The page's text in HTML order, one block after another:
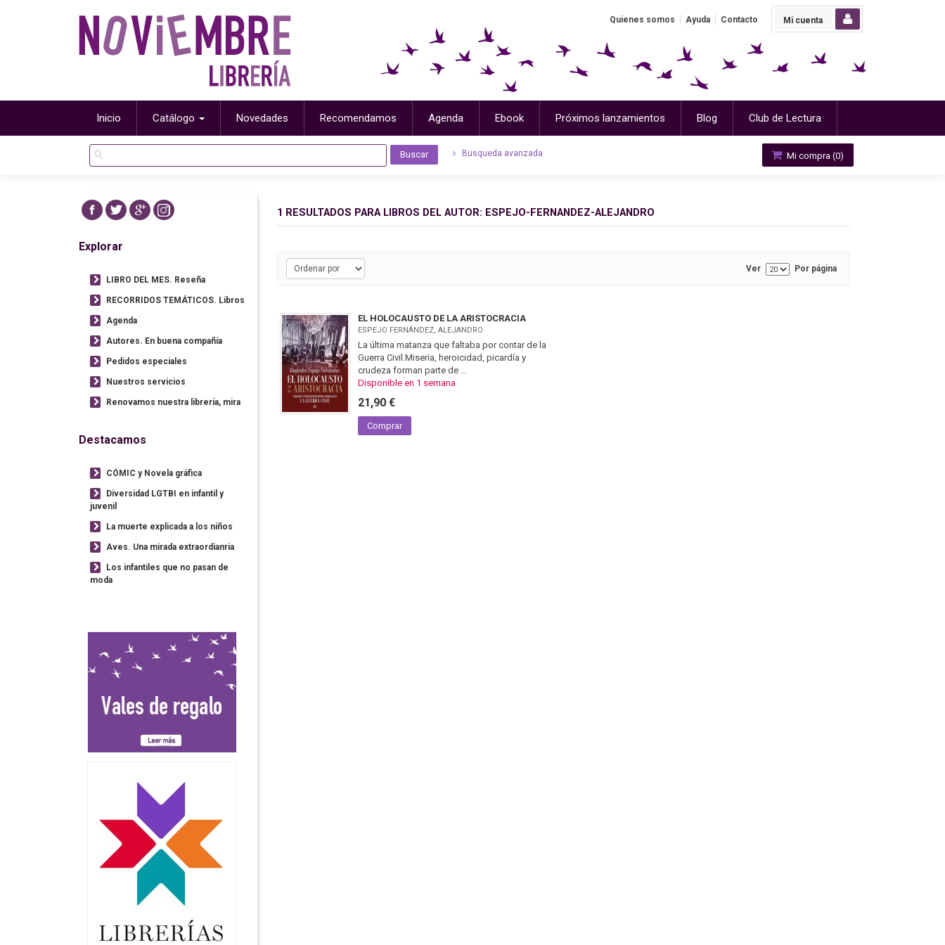
Mi cuenta
Quienes somos Ayuda Contacto
Inicio Catálogo Novedades Recomendamos Agenda Ebook Próximos lanzamientos Blog Club de Lectura
Busqueda avanzada Mi compra (0)
1 RESULTADOS PARA LIBROS DEL AUTOR: ESPEJO-FERNANDEZ-ALEJANDRO
Ver Por página
EL HOLOCAUSTO DE LA ARISTOCRACIA
ESPEJO FERNÁNDEZ, ALEJANDRO
La última matanza que faltaba por contar de la
Guerra Civil.Miseria, heroicidad, picardía y
crudeza forman parte de ...
Disponible en 1 semana
21,90 €
Comprar
Explorar
LIBRO DEL MES. Reseña
RECORRIDOS TEMÁTICOS. Libros
Agenda
Autores. En buena compañía
Pedidos especiales
Nuestros servicios
Renovamos nuestra librería, mira
Destacamos
CÓMIC y Novela gráfica
Diversidad LGTBI en infantil y
juvenil
La muerte explicada a los niños
Aves. Una mirada extraordianria
Los infantiles que no pasan de
moda